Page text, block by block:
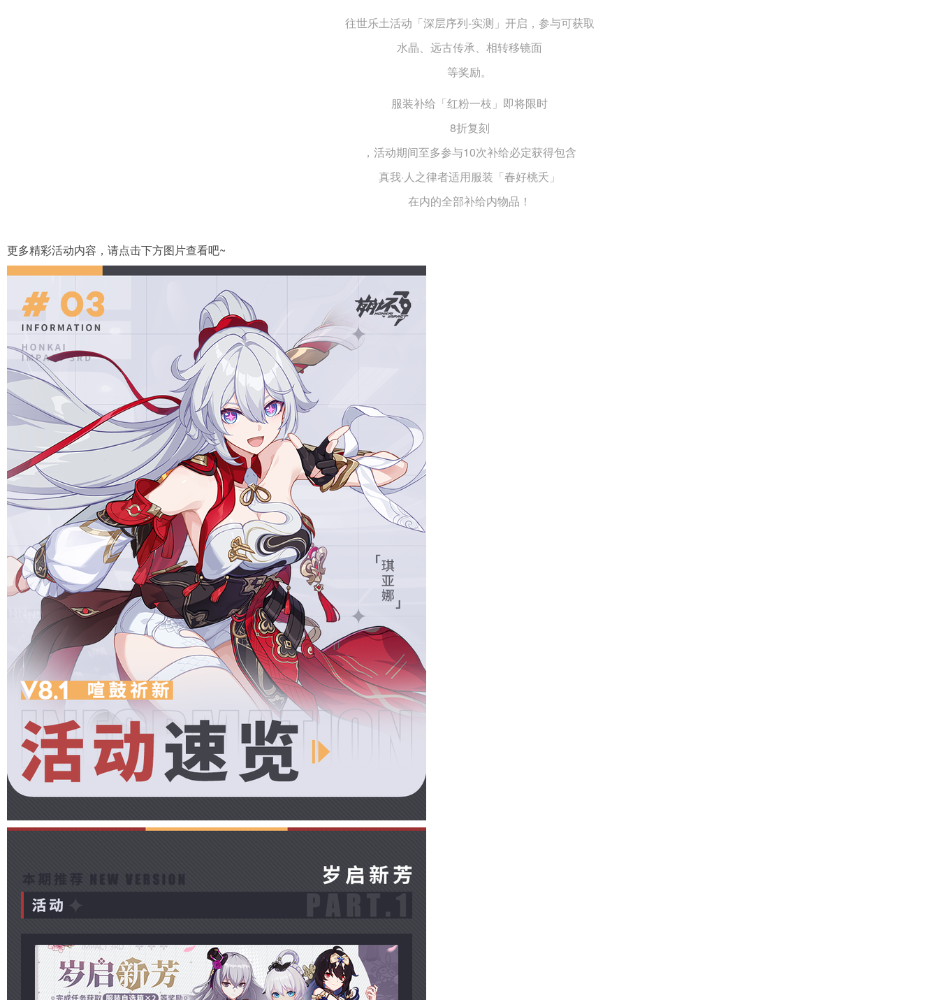
往世乐土活动「深层序列-实测」开启，参与可获取
水晶、远古传承、相转移镜面
等奖励。
服装补给「红粉一枝」即将限时
8折复刻
，活动期间至多参与10次补给必定获得包含
真我·人之律者适用服装「春好桃夭」
在内的全部补给内物品！
更多精彩活动内容，请点击下方图片查看吧~